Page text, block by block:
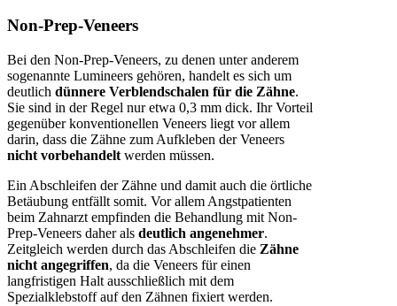
Non-Prep-Veneers
Bei den Non-Prep-Veneers, zu denen unter anderem
sogenannte Lumineers gehören, handelt es sich um
deutlich dünnere Verblendschalen für die Zähne.
Sie sind in der Regel nur etwa 0,3 mm dick. Ihr Vorteil
gegenüber konventionellen Veneers liegt vor allem
darin, dass die Zähne zum Aufkleben der Veneers
nicht vorbehandelt werden müssen.
Ein Abschleifen der Zähne und damit auch die örtliche
Betäubung entfällt somit. Vor allem Angstpatienten
beim Zahnarzt empfinden die Behandlung mit Non-
Prep-Veneers daher als deutlich angenehmer.
Zeitgleich werden durch das Abschleifen die Zähne
nicht angegriffen, da die Veneers für einen
langfristigen Halt ausschließlich mit dem
Spezialklebstoff auf den Zähnen fixiert werden.